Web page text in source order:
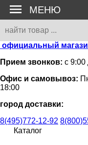
официальный
Прием звонков: с 9:00
Офис и самовывоз:
18:00
город доставки:
8(495)772-12-92
Каталог
МЕНЮ